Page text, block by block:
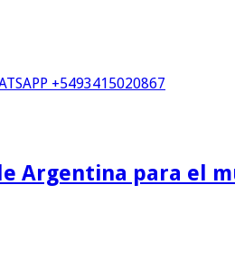
+5493415020867
Argentina para el